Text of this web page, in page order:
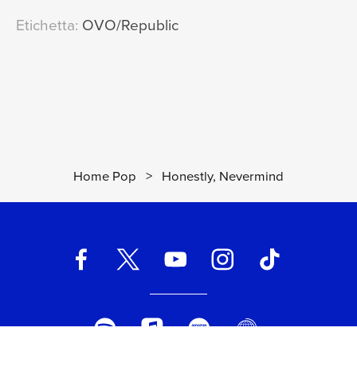
Etichetta: OVO/Republic
Home Pop > Honestly, Nevermind